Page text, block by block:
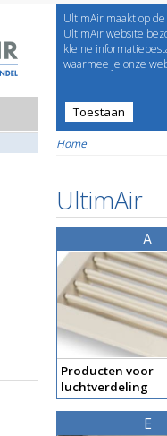
Welcome to
Prijslijst
UltimAir maakt op
UltimAir website
kleine
waarmee je onze
Toestaan
Home
UltimAir
A
Producten voor
luchtverdeling
E